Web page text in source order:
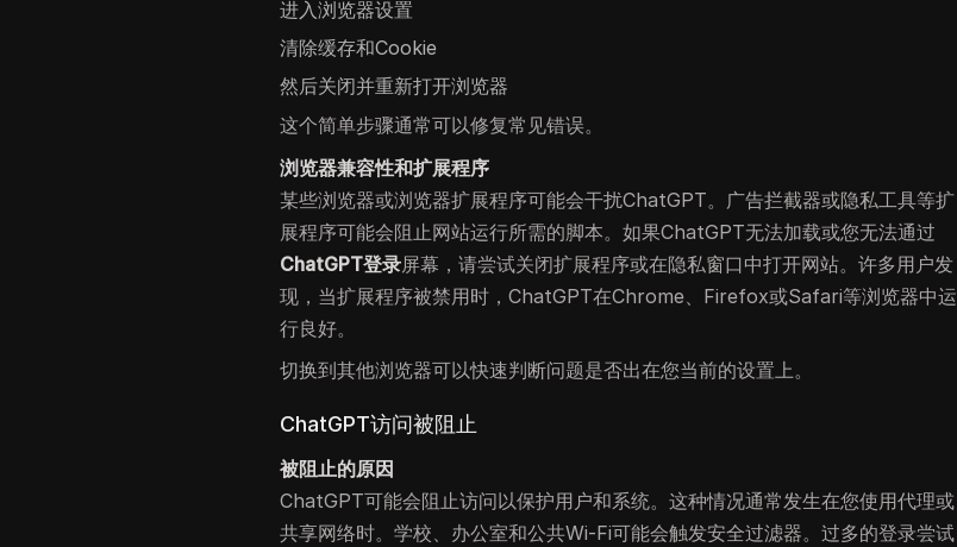
进入浏览器设置
清除缓存和Cookie
然后关闭并重新打开浏览器
这个简单步骤通常可以修复常见错误。
浏览器兼容性和扩展程序
某些浏览器或浏览器扩展程序可能会干扰ChatGPT。广告拦截器或隐私工具等扩
展程序可能会阻止网站运行所需的脚本。如果ChatGPT无法加载或您无法通过
ChatGPT登录屏幕，请尝试关闭扩展程序或在隐私窗口中打开网站。许多用户发
现，当扩展程序被禁用时，ChatGPT在Chrome、Firefox或Safari等浏览器中运
行良好。
切换到其他浏览器可以快速判断问题是否出在您当前的设置上。
ChatGPT访问被阻止
被阻止的原因
ChatGPT可能会阻止访问以保护用户和系统。这种情况通常发生在您使用代理或
共享网络时。学校、办公室和公共Wi-Fi可能会触发安全过滤器。过多的登录尝试